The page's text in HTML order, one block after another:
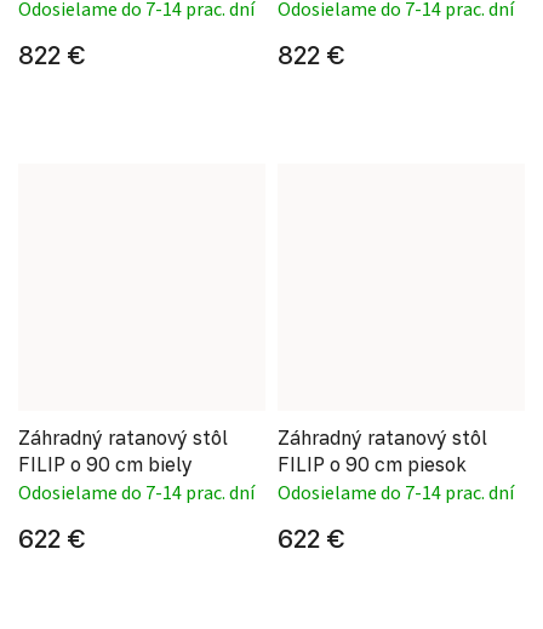
Odosielame do 7-14 prac. dní
822 €
Odosielame do 7-14 prac. dní
822 €
Záhradný ratanový stôl
FILIP o 90 cm biely
Odosielame do 7-14 prac. dní
622 €
Záhradný ratanový stôl
FILIP o 90 cm piesok
Odosielame do 7-14 prac. dní
622 €